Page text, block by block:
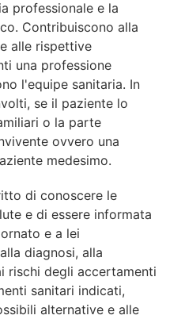
professionale e la
Contribuiscono alla
alle rispettive
una professione
l'equipe sanitaria. In
se il paziente lo
o la parte
ovvero una
medesimo.
di conoscere le
e di essere informata
e a lei
diagnosi, alla
rischi degli accertamenti
sanitari indicati,
alternative e alle